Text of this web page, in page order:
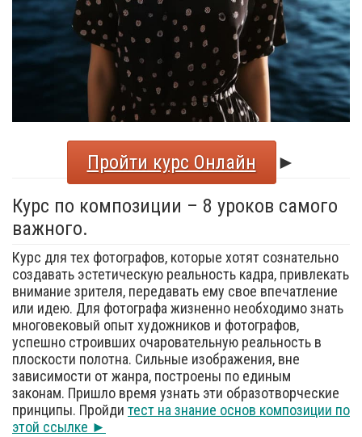
Пройти курс Онлайн
►
Курс по композиции – 8 уроков самого
важного.
Курс для тех фотографов, которые хотят сознательно
создавать эстетическую реальность кадра, привлекать
внимание зрителя, передавать ему свое впечатление
или идею. Для фотографа жизненно необходимо знать
многовековый опыт художников и фотографов,
успешно строивших очаровательную реальность в
плоскости полотна. Сильные изображения, вне
зависимости от жанра, построены по единым
законам. Пришло время узнать эти образотворческие
принципы. Пройди тест на знание основ композиции по
этой ссылке ►